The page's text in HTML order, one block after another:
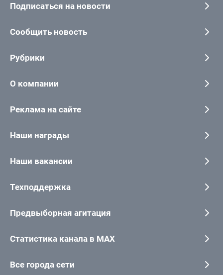
Подписаться на новости
Сообщить новость
Рубрики
О компании
Реклама на сайте
Наши награды
Наши вакансии
Техподдержка
Предвыборная агитация
Статистика канала в MAX
Все города сети